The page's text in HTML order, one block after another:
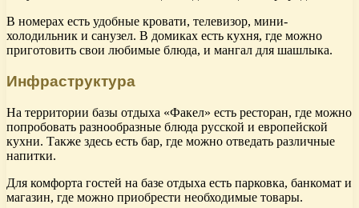
В номерах есть удобные кровати, телевизор, мини-
холодильник и санузел. В домиках есть кухня, где можно
приготовить свои любимые блюда, и мангал для шашлыка.
Инфраструктура
На территории базы отдыха «Факел» есть ресторан, где можно
попробовать разнообразные блюда русской и европейской
кухни. Также здесь есть бар, где можно отведать различные
напитки.
Для комфорта гостей на базе отдыха есть парковка, банкомат и
магазин, где можно приобрести необходимые товары.